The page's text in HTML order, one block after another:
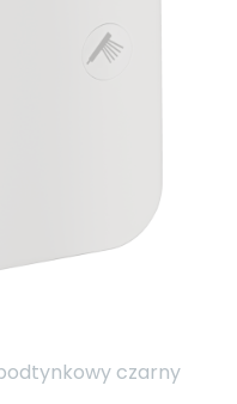
czarny